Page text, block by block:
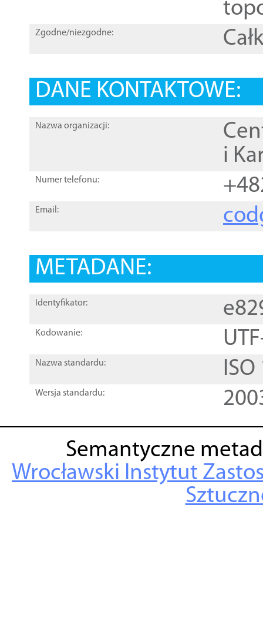
Zgodne/niezgodne:
DANE KONTAKTOWE:
Nazwa organizacji:
i
Numer telefonu:
Email:
METADANE:
Identyfikator:
Kodowanie:
Nazwa standardu:
Wersja standardu:
Semantyczne
Wrocławski Instytut